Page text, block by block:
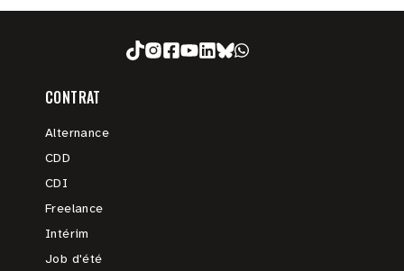
CONTRAT
Alternance
CDD
CDI
Freelance
Intérim
Job d'été